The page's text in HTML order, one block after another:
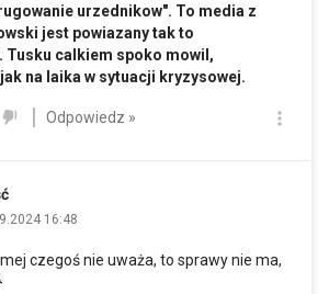
urzednikow". To media z
jest powiazany tak to
Tusku calkiem spoko mowil,
na laika w sytuacji kryzysowej.
Odpowiedz »
16:48
czegoś nie uważa, to sprawy nie ma,